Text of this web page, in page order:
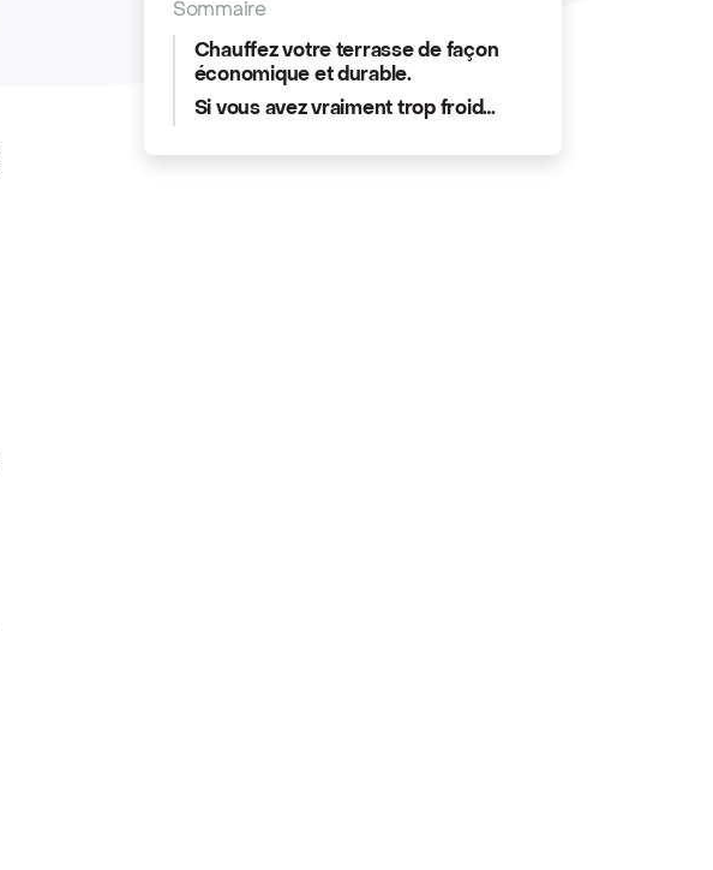
Sommaire
Chauffez votre terrasse de façon
économique et durable.
Si vous avez vraiment trop froid…